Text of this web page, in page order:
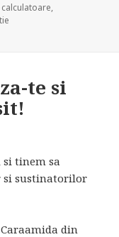
,
credite!
te si
si tinem sa
sustinatorilor
din